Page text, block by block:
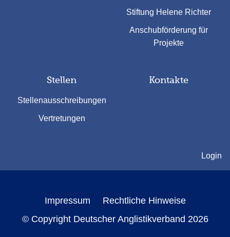
Stiftung Helene Richter
Anschubförderung für
Projekte
Stellen
Stellenausschreibungen
Vertretungen
Kontakte
Login
Impressum
Rechtliche Hinweise
© Copyright Deutscher Anglistikverband 2026